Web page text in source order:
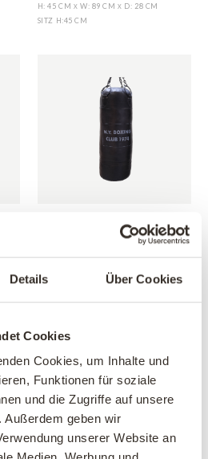
Details Über Cookies
Cookies
Cookies, um Inhalte und
Funktionen für soziale
und die Zugriffe auf unsere
Außerdem geben wir
unserer Website an
H: 45 CM X W: 89 CMX D: 28 CM
SITZ H:45 CM
ARTIKEL NR.: MA1213